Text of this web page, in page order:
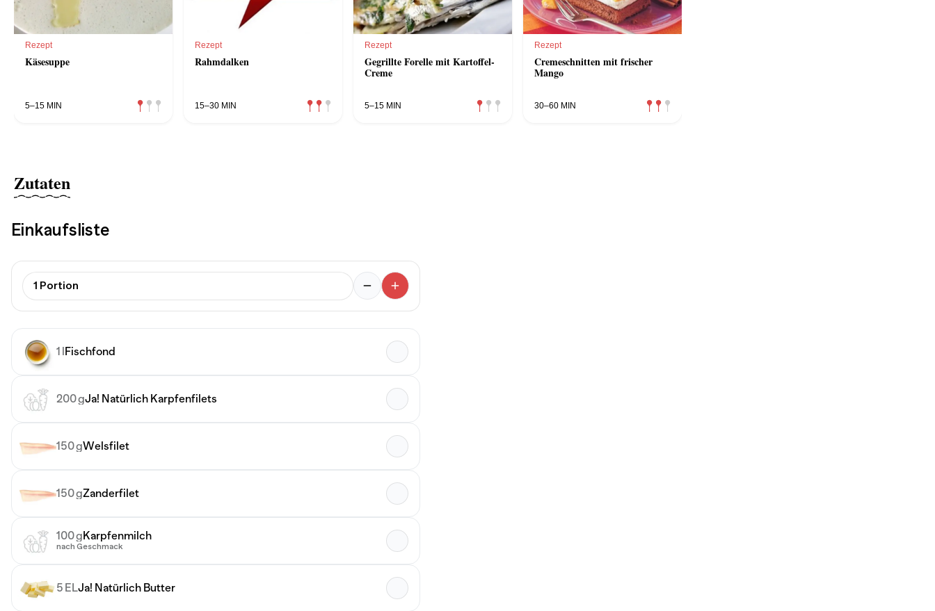
Rezept
Käsesuppe
5–15 MIN
Rezept
Rahmdalken
15–30 MIN
Rezept
Gegrillte Forelle mit Kartoffel-
Creme
5–15 MIN
Rezept
Cremeschnitten mit frischer
Mango
30–60 MIN
Zutaten